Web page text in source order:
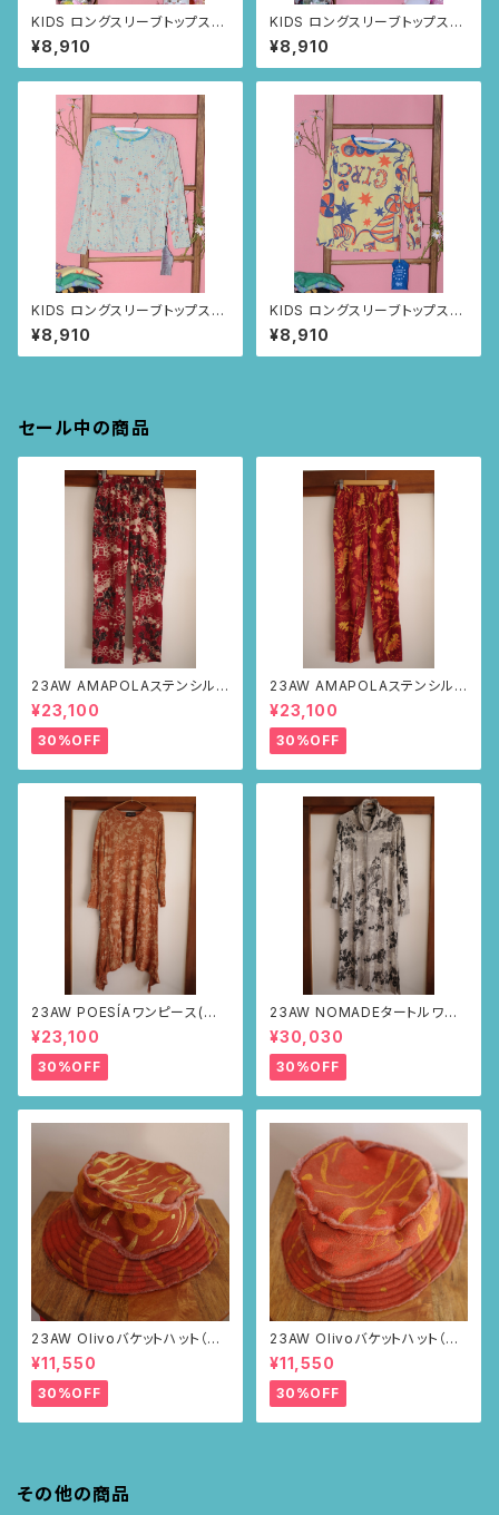
KIDS ロングスリーブトップス
size8歳 (ブラック/トゥカン
柄)
¥8,910
KIDS ロングスリーブトップス
size8歳 (オレンジ/ルイー
サの羽根柄)
¥8,910
KIDS ロングスリーブトップス
size:4歳 (ペールブルー/ス
プレー柄)
¥8,910
KIDS ロングスリーブトップス
size:4歳 (ライトイエロー/
アニマルサーカス柄)
¥8,910
セール中の商品
23AW AMAPOLAステンシルパ
ンツ(ボルドー・サボテンの山道
柄)
¥23,100
30%OFF
23AW AMAPOLAステンシルパ
ンツ(ボルドー・リーフ柄)
¥23,100
30%OFF
23AW POESÍAワンピース(ブラ
ウン・サボテンの山道柄)
¥23,100
30%OFF
23AW NOMADEタートルワン
ピース(メランジグレー・サボテ
ンの山道柄)
¥30,030
30%OFF
23AW Olivoバケットハット（ブ
ラウン・ポピー柄）
¥11,550
30%OFF
23AW Olivoバケットハット（ブ
ラウン・ポピー柄）
¥11,550
30%OFF
その他の商品